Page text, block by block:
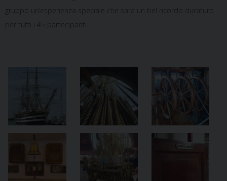
gruppo un’esperienza speciale che sarà un bel ricordo duraturo
per tutti i 45 partecipanti.